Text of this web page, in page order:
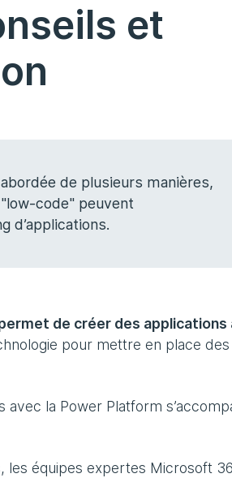
et
de plusieurs manières,
code" peuvent
d’applications.
de créer des applications
pour mettre en place des
la Power Platform
les équipes expertes Microsoft